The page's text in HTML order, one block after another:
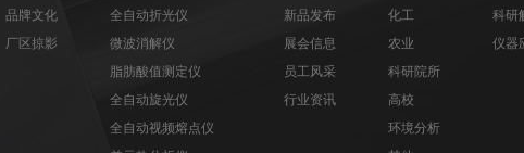
品牌文化
厂区掠影
全自动折光仪
微波消解仪
脂肪酸值测定仪
全自动旋光仪
全自动视频熔点仪
新品发布
展会信息
员工风采
行业资讯
化工
农业
科研院所
高校
环境分析
科研
仪器